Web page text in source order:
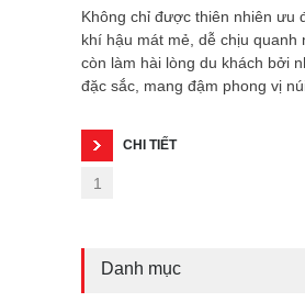
Không chỉ được thiên nhiên ưu
khí hậu mát mẻ, dễ chịu quanh
còn làm hài lòng du khách bởi
đặc sắc, mang đậm phong vị
CHI TIẾT
1
Danh mục